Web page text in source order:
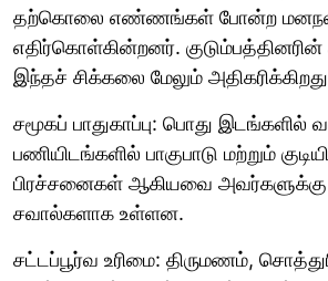
தற்கொலை எண்ணங்கள் போன்ற
எதிர்கொள்கின்றனர்.
இந்தச் சிக்கலை மேலும்
சமூகப் பாதுகாப்பு: பொது இடங்களில்
பணியிடங்களில் பாகுபாடு மற்றும்
பிரச்சனைகள் ஆகியவை அவர்களுக்கு
சவால்களாக உள்ளன.
சட்டப்பூர்வ உரிமை: திருமணம்,